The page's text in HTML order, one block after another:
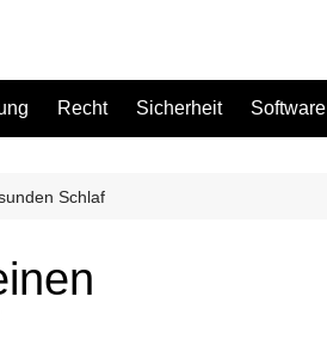
Recht Sicherheit Software
Schlaf